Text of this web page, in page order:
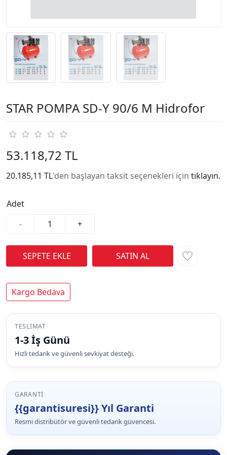
STAR POMPA SD-Y 90/6 M Hidrofor
53.118,72 TL
20.185,11 TL'den başlayan taksit seçenekleri için tıklayın.
Adet
-
+
Kargo Bedava
TESLIMAT
1-3 İş Günü
Hızlı tedarik ve güvenli sevkiyat desteği.
GARANTI
{{garantisuresi}} Yıl Garanti
Resmi distribütör ve güvenli tedarik güvencesi.